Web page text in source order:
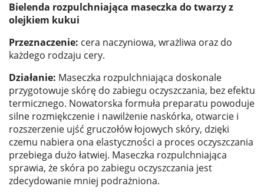
Bielenda rozpulchniająca maseczka do twarzy z
olejkiem kukui
Przeznaczenie: cera naczyniowa, wrażliwa oraz do
każdego rodzaju cery.
Działanie: Maseczka rozpulchniająca doskonale
przygotowuje skórę do zabiegu oczyszczania, bez efektu
termicznego. Nowatorska formuła preparatu powoduje
silne rozmiękczenie i nawilżenie naskórka, otwarcie i
rozszerzenie ujść gruczołów łojowych skóry, dzięki
czemu nabiera ona elastyczności a proces oczyszczania
przebiega dużo łatwiej. Maseczka rozpulchniająca
sprawia, że skóra po zabiegu oczyszczania jest
zdecydowanie mniej podrażniona.